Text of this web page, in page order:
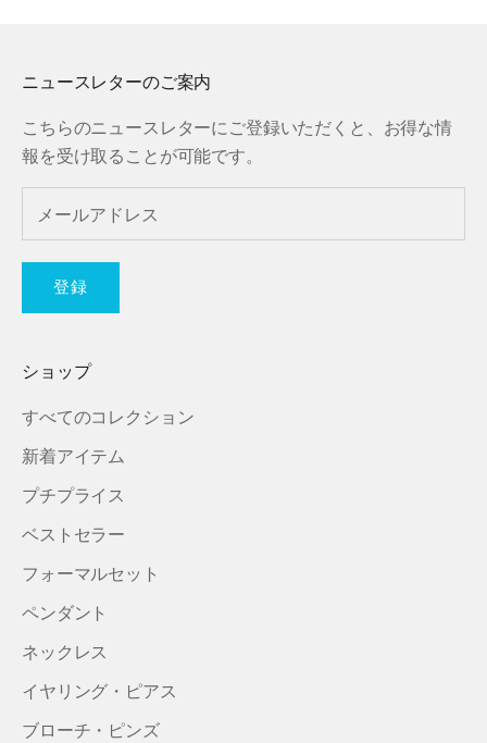
ニュースレターのご案内
こちらのニュースレターにご登録いただくと、お得な情
報を受け取ることが可能です。
登録
ショップ
すべてのコレクション
新着アイテム
プチプライス
ベストセラー
フォーマルセット
ペンダント
ネックレス
イヤリング・ピアス
ブローチ・ピンズ